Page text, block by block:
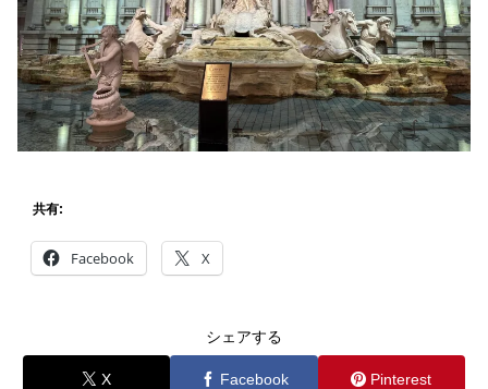
共有:
Facebook X
シェアする
X Facebook Pinterest